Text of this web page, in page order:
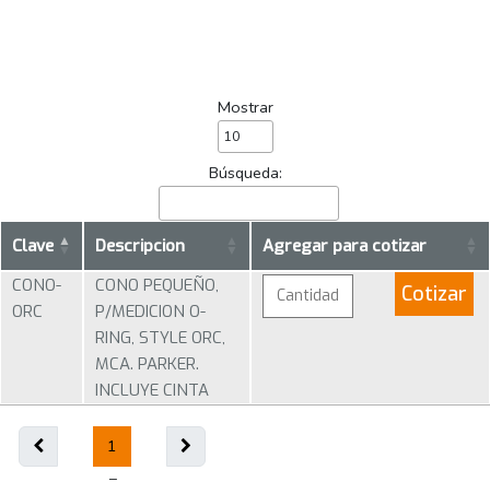
Mostrar
Búsqueda:
Clave Descripcion
Agregar para cotizar
CONO-
ORC
CONO PEQUEÑO,
P/MEDICION O-
RING, STYLE ORC,
MCA. PARKER.
INCLUYE CINTA
Cotizar
1